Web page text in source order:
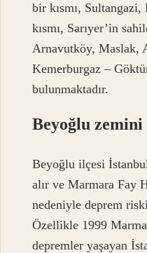
bir kısmı,
kısmı, Sarıyer’in
Arnavutköy, Maslak,
Kemerburgaz –
bulunmaktadır.
Beyoğlu zemini
Beyoğlu ilçesi
alır ve Marmara Fay
nedeniyle deprem
Özellikle 1999
depremler yaşayan